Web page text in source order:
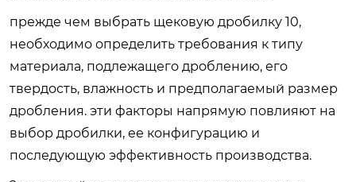
прежде чем выбрать щековую дробилку 10,
необходимо определить требования к типу
материала, подлежащего дроблению, его
твердость, влажность и предполагаемый размер
дробления. эти факторы напрямую повлияют на
выбор дробилки, ее конфигурацию и
последующую эффективность производства.